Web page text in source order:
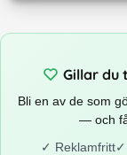
Gillar du
Bli en av de som
— och
✓ Reklamfritt✓